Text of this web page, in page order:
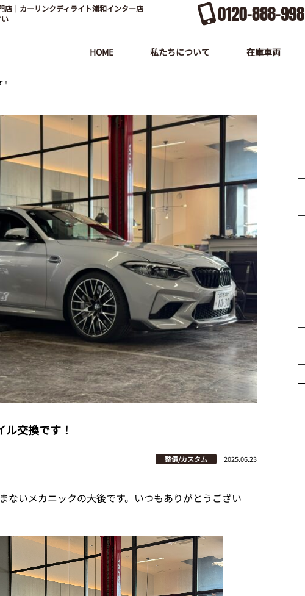
店｜カーリンクディライト浦和インター店
0120-888-998
HOME 私たちについて 在庫車両
交換です！
整備/カスタム 2025.06.23
ないメカニックの大後です。いつもありがとうござい